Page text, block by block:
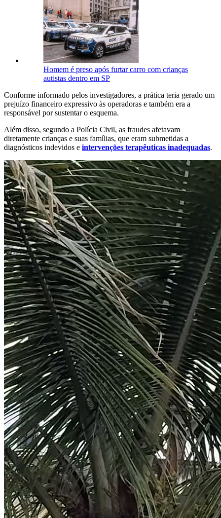
Homem é preso após furtar carro com crianças
autistas dentro em SP
Conforme informado pelos investigadores, a prática teria gerado um
prejuízo financeiro expressivo às operadoras e também era a
responsável por sustentar o esquema.
Além disso, segundo a Polícia Civil, as fraudes afetavam
diretamente crianças e suas famílias, que eram submetidas a
diagnósticos indevidos e intervenções terapêuticas inadequadas.